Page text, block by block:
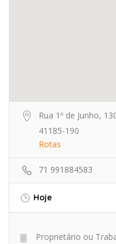
Rua 1º de Junho,
41185-190
Rotas
71 991884583
Hoje
Proprietário ou